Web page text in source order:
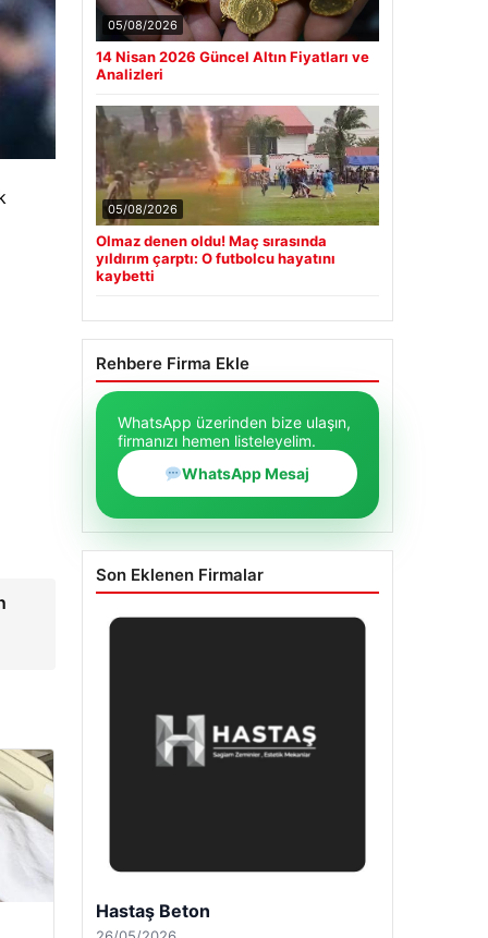
05/08/2026
14 Nisan 2026 Güncel Altın Fiyatları ve
Analizleri
05/08/2026
Olmaz denen oldu! Maç sırasında
yıldırım çarptı: O futbolcu hayatını
kaybetti
Rehbere Firma Ekle
WhatsApp üzerinden bize ulaşın,
firmanızı hemen listeleyelim.
WhatsApp Mesaj
Son Eklenen Firmalar
Enes Kaplan Avukatlık Bürosu